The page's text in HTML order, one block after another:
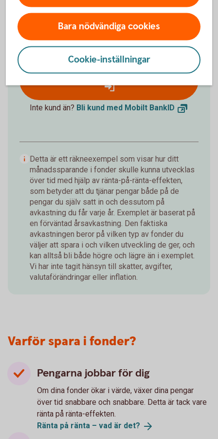
172 019 kr
Insättningar från dig är 120 000 kr.Förväntad
avkastning är +52 019 kr.
Logga in och börja månadsspara
Inte kund än? Bli kund med Mobilt BankID
Detta är ett räkneexempel som visar hur ditt
månadssparande i fonder skulle kunna utvecklas
över tid med hjälp av ränta-på-ränta-effekten,
som betyder att du tjänar pengar både på de
pengar du själv satt in och dessutom på
avkastning du får varje år. Exemplet är baserat på
en förväntad årsavkastning. Den faktiska
avkastningen beror på vilken typ av fonder du
väljer att spara i och vilken utveckling de ger, och
kan alltså bli både högre och lägre än i exemplet.
Vi har inte tagit hänsyn till skatter, avgifter,
valutaförändringar eller inflation.
Varför spara i fonder?
Pengarna jobbar för dig
Om dina fonder ökar i värde, växer dina pengar
över tid snabbare och snabbare. Detta är tack vare
ränta på ränta-effekten.
Ränta på ränta – vad är det?
Bara nödvändiga cookies
Cookie-inställningar